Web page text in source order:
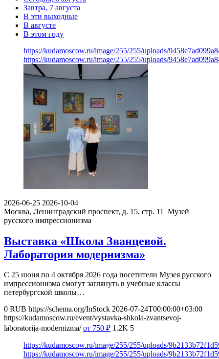
Завтра, 7 августа
В эти выходные
В августе
В этом году
https://kudamoscow.ru/image/255/255/uploads/
https://kudamoscow.ru/image/255/255/uploads/
2026-06-25 2026-10-04
Москва, Ленинградский проспект, д. 15, стр. 11
Музей
русского импрессионизма
Выставка «Школа Званцевой.
Лаборатория модернизма»
С 25 июня по 4 октября 2026 года посетители Музея русского
импрессионизма смогут заглянуть в учебные классы
петербургской школы…
0 RUB https://schema.org/InStock 2026-07-24T00:00:00+03:00
https://kudamoscow.ru/event/vystavka-shkola-zvantsevoj-
laboratorija-modernizma/ от 750 ₽ 1.2K 5
https://kudamoscow.ru/image/255/255/uploads/
https://kudamoscow.ru/image/255/255/uploads/